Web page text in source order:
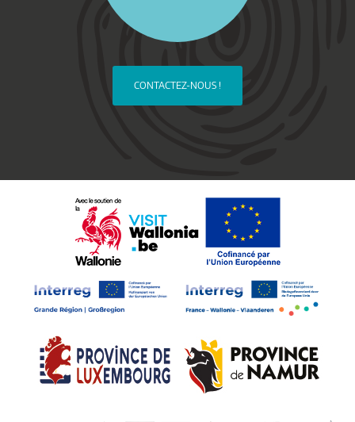
CONTACTEZ-NOUS !